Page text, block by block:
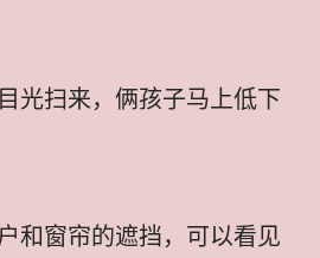
光扫来，俩孩子马上低下
和窗帘的遮挡，可以看见